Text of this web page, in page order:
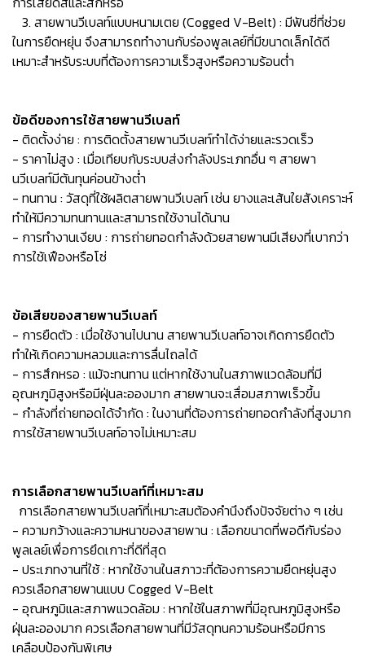
3. สายพานวีเบลท์แบบหนามเตย (Cogged V-Belt) : มีฟันซี่ที่ช่วย
ในการยืดหยุ่น จึงสามารถทำงานกับร่องพูลเลย์ที่มีขนาดเล็กได้ดี
เหมาะสำหรับระบบที่ต้องการความเร็วสูงหรือความร้อนต่ำ
ข้อดีของการใช้สายพานวีเบลท์
- ติดตั้งง่าย : การติดตั้งสายพานวีเบลท์ทำได้ง่ายและรวดเร็ว
- ราคาไม่สูง : เมื่อเทียบกับระบบส่งกำลังประเภทอื่น ๆ สายพา
นวีเบลท์มีต้นทุนค่อนข้างต่ำ
- ทนทาน : วัสดุที่ใช้ผลิตสายพานวีเบลท์ เช่น ยางและเส้นใยสังเคราะห์
ทำให้มีความทนทานและสามารถใช้งานได้นาน
- การทำงานเงียบ : การถ่ายทอดกำลังด้วยสายพานมีเสียงที่เบากว่า
การใช้เฟืองหรือโซ่
ข้อเสียของสายพานวีเบลท์
- การยืดตัว : เมื่อใช้งานไปนาน สายพานวีเบลท์อาจเกิดการยืดตัว
ทำให้เกิดความหลวมและการลื่นไถลได้
- การสึกหรอ : แม้จะทนทาน แต่หากใช้งานในสภาพแวดล้อมที่มี
อุณหภูมิสูงหรือมีฝุ่นละอองมาก สายพานจะเสื่อมสภาพเร็วขึ้น
- กำลังที่ถ่ายทอดได้จำกัด : ในงานที่ต้องการถ่ายทอดกำลังที่สูงมาก
การใช้สายพานวีเบลท์อาจไม่เหมาะสม
การเลือกสายพานวีเบลท์ที่เหมาะสม
การเลือกสายพานวีเบลท์ที่เหมาะสมต้องคำนึงถึงปัจจัยต่าง ๆ เช่น
- ความกว้างและความหนาของสายพาน : เลือกขนาดที่พอดีกับร่อง
พูลเลย์เพื่อการยึดเกาะที่ดีที่สุด
- ประเภทงานที่ใช้ : หากใช้งานในสภาวะที่ต้องการความยืดหยุ่นสูง
ควรเลือกสายพานแบบ Cogged V-Belt
- อุณหภูมิและสภาพแวดล้อม : หากใช้ในสภาพที่มีอุณหภูมิสูงหรือ
ฝุ่นละอองมาก ควรเลือกสายพานที่มีวัสดุทนความร้อนหรือมีการ
เคลือบป้องกันพิเศษ